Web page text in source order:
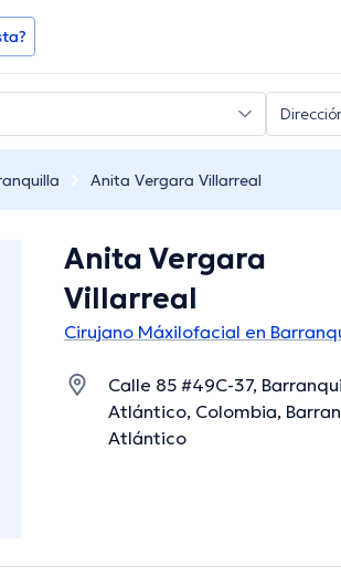
Anita Vergara Villarreal
Anita Vergara
Villarreal
Cirujano Máxilofacial en
Calle 85 #49C-37,
Atlántico, Colombia,
Atlántico